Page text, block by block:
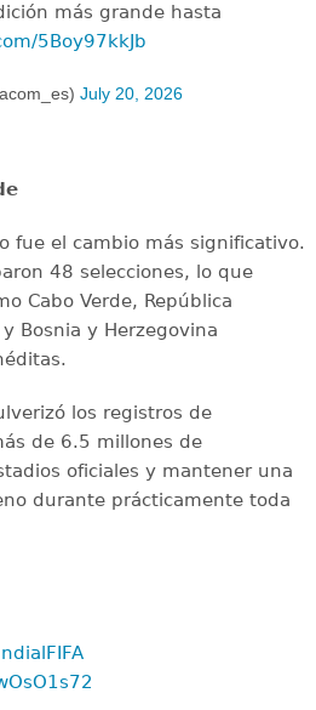
más grande hasta
5Boy97kkJb
July 20, 2026
fue el cambio más significativo.
48 selecciones, lo que
Cabo Verde, República
Bosnia y Herzegovina
los registros de
de 6.5 millones de
oficiales y mantener una
durante prácticamente toda